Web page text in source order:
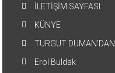
İLETİŞİM SAYFASI
KÜNYE
TURGUT
Erol Buldak